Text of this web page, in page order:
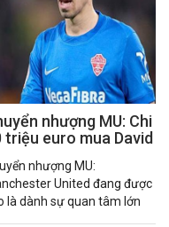
nhượng MU: Chi
triệu euro mua David
nhượng MU:
United đang được
là dành sự quan tâm lớn